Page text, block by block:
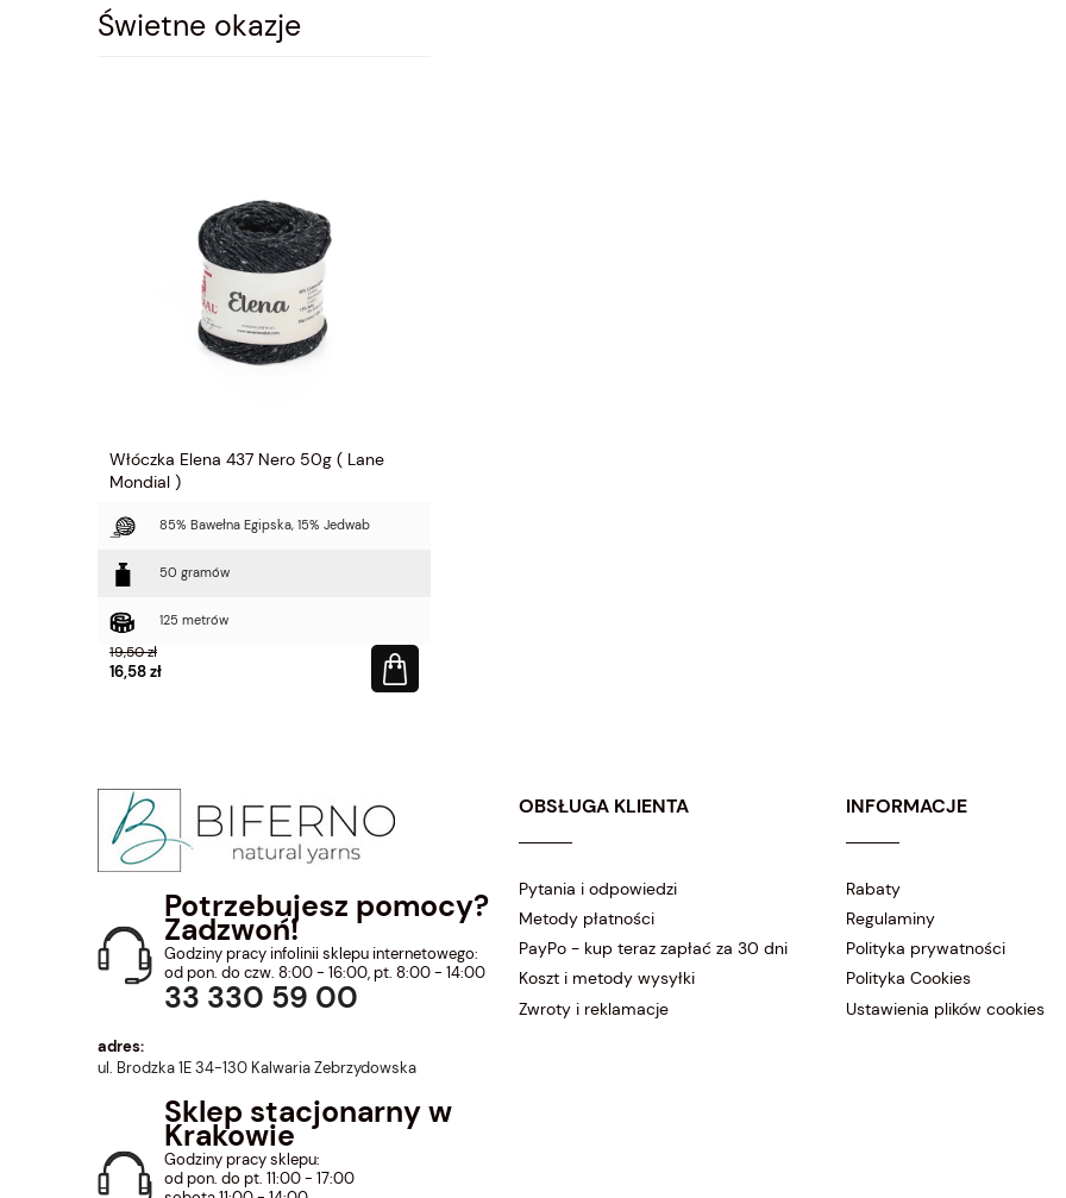
Świetne okazje
Włóczka Elena 437 Nero 50g ( Lane
Mondial )
85% Bawełna Egipska, 15% Jedwab
50 gramów
125 metrów
19,50 zł
16,58 zł
Potrzebujesz pomocy?
Zadzwoń!
Godziny pracy infolinii sklepu internetowego:
od pon. do czw. 8:00 - 16:00, pt. 8:00 - 14:00
33 330 59 00
adres:
ul. Brodzka 1E 34-130 Kalwaria Zebrzydowska
Sklep stacjonarny w
Krakowie
Godziny pracy sklepu:
od pon. do pt. 11:00 - 17:00
OBSŁUGA KLIENTA
Pytania i odpowiedzi
Metody płatności
PayPo - kup teraz zapłać za 30 dni
Koszt i metody wysyłki
Zwroty i reklamacje
INFORMACJE
Rabaty
Regulaminy
Polityka prywatności
Polityka Cookies
Ustawienia plików cookies